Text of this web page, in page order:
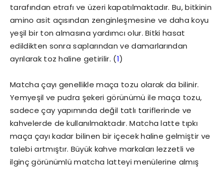
tarafından etrafı ve üzeri kapatılmaktadır. Bu, bitkinin
amino asit açısından zenginleşmesine ve daha koyu
yeşil bir ton almasına yardımcı olur. Bitki hasat
edildikten sonra saplarından ve damarlarından
ayrılarak toz haline getirilir. (1)
Matcha çayı genellikle maça tozu olarak da bilinir.
Yemyeşil ve pudra şekeri görünümü ile maça tozu,
sadece çay yapımında değil tatlı tariflerinde ve
kahvelerde de kullanılmaktadır. Matcha latte tıpkı
maça çayı kadar bilinen bir içecek haline gelmiştir ve
talebi artmıştır. Büyük kahve markaları lezzetli ve
ilginç görünümlü matcha latteyi menülerine almış